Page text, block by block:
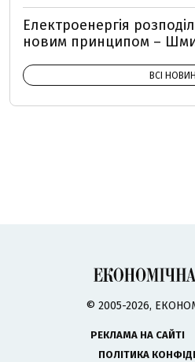
Електроенергія
новим принципом –
ВСІ
© 2005-2026,
РЕКЛАМА НА САЙТІ
ПОЛІТИКА